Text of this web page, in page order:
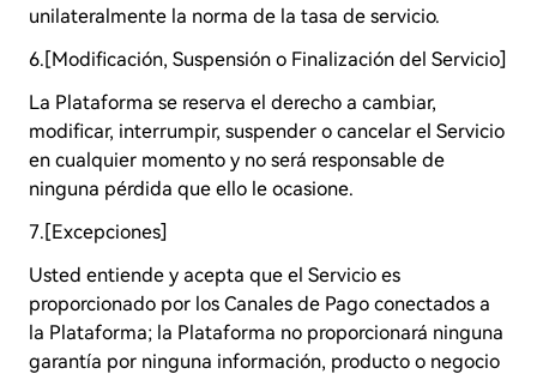
unilateralmente la norma de la tasa de servicio.
6.[Modificación, Suspensión o Finalización del Servicio]
La Plataforma se reserva el derecho a cambiar,
modificar, interrumpir, suspender o cancelar el Servicio
en cualquier momento y no será responsable de
ninguna pérdida que ello le ocasione.
7.[Excepciones]
Usted entiende y acepta que el Servicio es
proporcionado por los Canales de Pago conectados a
la Plataforma; la Plataforma no proporcionará ninguna
garantía por ninguna información, producto o negocio